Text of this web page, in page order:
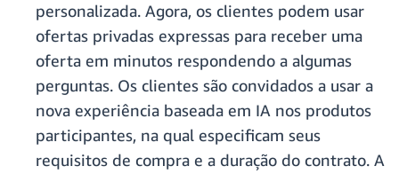
personalizada. Agora, os clientes podem usar
ofertas privadas expressas para receber uma
oferta em minutos respondendo a algumas
perguntas. Os clientes são convidados a usar a
nova experiência baseada em IA nos produtos
participantes, na qual especificam seus
requisitos de compra e a duração do contrato. A